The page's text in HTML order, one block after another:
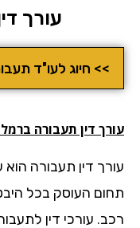
עורך
>> חיוג לעו"ד תעבורה
דין תעבורה ברמלה –
דין תעבורה הוא
העוסק בכל היבטי
עורכי דין לתעבורה